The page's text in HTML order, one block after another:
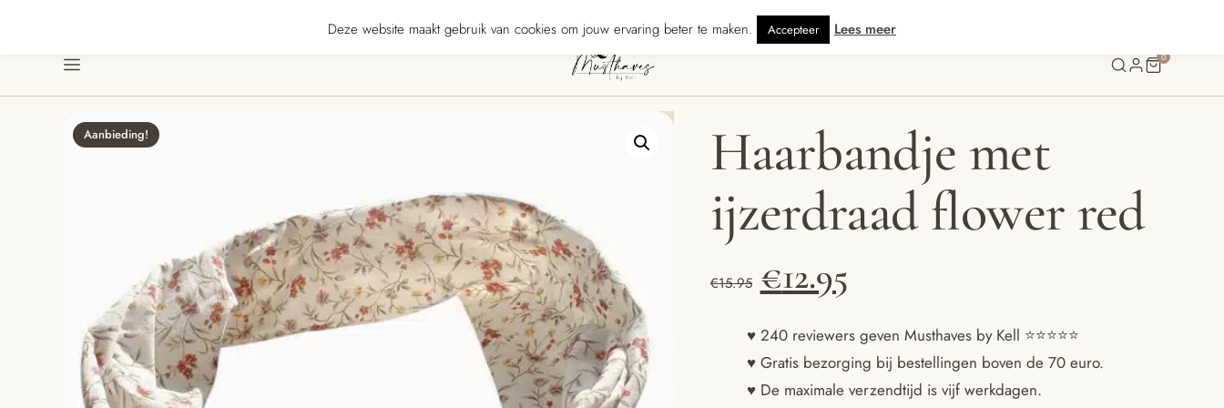
240 reviewers geven ons ★★★★★ · Gratis verzending vanaf € 70 · Gratis kaartje met je bestelling • Verzonden
Menu
0
Aanbieding!
Haarbandje met
ijzerdraad flower red
€15.95 Oorspronkelijke
prijs
was:
€12.95Huidige
prijs
is:
♥ 240 reviewers geven Musthaves by Kell ⭐️⭐️⭐️⭐️⭐️
♥ Gratis bezorging bij bestellingen boven de 70 euro.
♥ De maximale verzendtijd is vijf werkdagen.
Deze website maakt gebruik van cookies om jouw ervaring beter te maken. Accepteer Lees meer